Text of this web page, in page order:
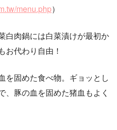
menu.php）
白肉鍋には白菜漬けが最初か
お代わり自由！
を固めた食べ物。ギョッとし
、豚の血を固めた猪血もよく